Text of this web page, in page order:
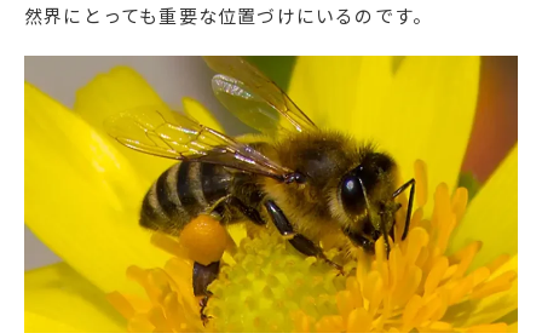
然界にとっても重要な位置づけにいるのです。